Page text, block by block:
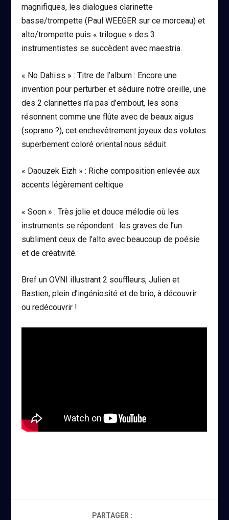
magnifiques, les dialogues clarinette
basse/trompette (Paul WEEGER sur ce morceau) et
alto/trompette puis « trilogue » des 3
instrumentistes se succèdent avec maestria.
« No Dahïss » : Titre de l’album : Encore une
invention pour perturber et séduire notre oreille, une
des 2 clarinettes n’a pas d’embout, les sons
résonnent comme une flûte avec de beaux aigus
(soprano ?), cet enchevêtrement joyeux des volutes
superbement coloré oriental nous séduit.
« Daouzek Eizh » : Riche composition enlevée aux
accents légèrement celtique
« Soon » : Très jolie et douce mélodie où les
instruments se répondent : les graves de l’un
subliment ceux de l’alto avec beaucoup de poésie
et de créativité.
Bref un OVNI illustrant 2 souffleurs, Julien et
Bastien, plein d’ingéniosité et de brio, à découvrir
ou redécouvrir !
PARTAGER :